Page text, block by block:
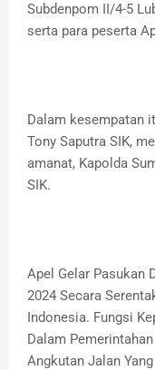
Subdenpom II/4-5
serta para peserta
Dalam kesempatan
Tony Saputra SIK,
amanat, Kapolda
SIK.
Apel Gelar Pasukan
2024 Secara
Indonesia. Fungsi
Dalam
Angkutan Jalan